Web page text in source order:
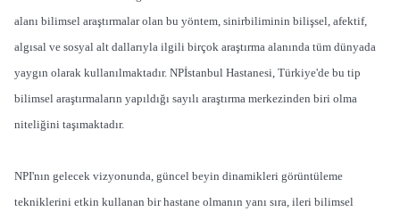
alanı bilimsel araştırmalar olan bu yöntem, sinirbiliminin bilişsel, afektif,
algısal ve sosyal alt dallarıyla ilgili birçok araştırma alanında tüm dünyada
yaygın olarak kullanılmaktadır. NPİstanbul Hastanesi, Türkiye'de bu tip
bilimsel araştırmaların yapıldığı sayılı araştırma merkezinden biri olma
niteliğini taşımaktadır.
NPI'nın gelecek vizyonunda, güncel beyin dinamikleri görüntüleme
tekniklerini etkin kullanan bir hastane olmanın yanı sıra, ileri bilimsel